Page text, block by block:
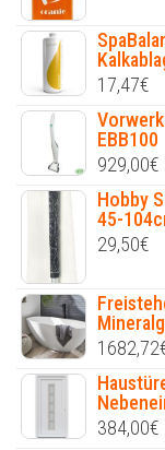
17,47€
EBB100
929,00€
Hobby
45-
29,50€
1682,72
384,00€